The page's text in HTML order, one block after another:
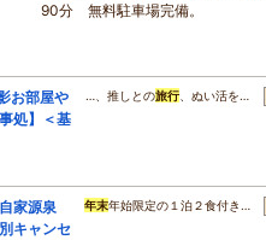
90分 無料駐車場完備。
お部屋や
処】＜基
…、推しとの旅行、ぬい活を…
家源泉
キャンセ
年末年始限定の１泊２食付き…